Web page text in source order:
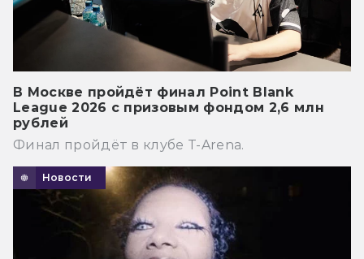
В Москве пройдёт финал Point Blank
League 2026 с призовым фондом 2,6 млн
рублей
Финал пройдёт в клубе T-Arena.
Новости